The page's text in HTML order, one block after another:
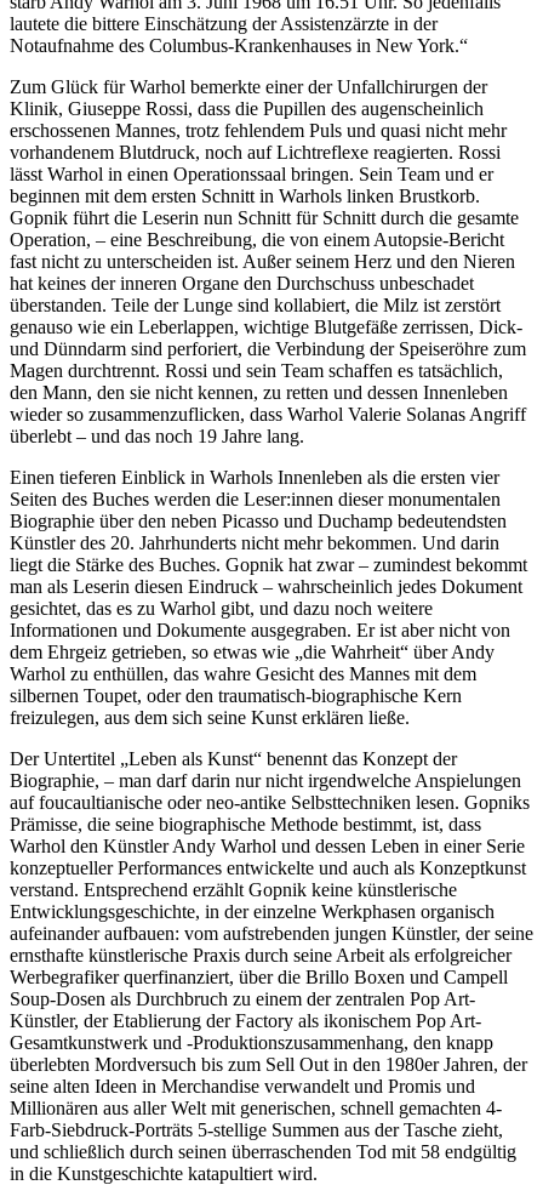
lautete die bittere Einschätzung der Assistenzärzte in der
Notaufnahme des Columbus-Krankenhauses in New York.“
Zum Glück für Warhol bemerkte einer der Unfallchirurgen der
Klinik, Giuseppe Rossi, dass die Pupillen des augenscheinlich
erschossenen Mannes, trotz fehlendem Puls und quasi nicht mehr
vorhandenem Blutdruck, noch auf Lichtreflexe reagierten. Rossi
lässt Warhol in einen Operationssaal bringen. Sein Team und er
beginnen mit dem ersten Schnitt in Warhols linken Brustkorb.
Gopnik führt die Leserin nun Schnitt für Schnitt durch die gesamte
Operation, – eine Beschreibung, die von einem Autopsie-Bericht
fast nicht zu unterscheiden ist. Außer seinem Herz und den Nieren
hat keines der inneren Organe den Durchschuss unbeschadet
überstanden. Teile der Lunge sind kollabiert, die Milz ist zerstört
genauso wie ein Leberlappen, wichtige Blutgefäße zerrissen, Dick-
und Dünndarm sind perforiert, die Verbindung der Speiseröhre zum
Magen durchtrennt. Rossi und sein Team schaffen es tatsächlich,
den Mann, den sie nicht kennen, zu retten und dessen Innenleben
wieder so zusammenzuflicken, dass Warhol Valerie Solanas Angriff
überlebt – und das noch 19 Jahre lang.
Einen tieferen Einblick in Warhols Innenleben als die ersten vier
Seiten des Buches werden die Leser:innen dieser monumentalen
Biographie über den neben Picasso und Duchamp bedeutendsten
Künstler des 20. Jahrhunderts nicht mehr bekommen. Und darin
liegt die Stärke des Buches. Gopnik hat zwar – zumindest bekommt
man als Leserin diesen Eindruck – wahrscheinlich jedes Dokument
gesichtet, das es zu Warhol gibt, und dazu noch weitere
Informationen und Dokumente ausgegraben. Er ist aber nicht von
dem Ehrgeiz getrieben, so etwas wie „die Wahrheit“ über Andy
Warhol zu enthüllen, das wahre Gesicht des Mannes mit dem
silbernen Toupet, oder den traumatisch-biographische Kern
freizulegen, aus dem sich seine Kunst erklären ließe.
Der Untertitel „Leben als Kunst“ benennt das Konzept der
Biographie, – man darf darin nur nicht irgendwelche Anspielungen
auf foucaultianische oder neo-antike Selbsttechniken lesen. Gopniks
Prämisse, die seine biographische Methode bestimmt, ist, dass
Warhol den Künstler Andy Warhol und dessen Leben in einer Serie
konzeptueller Performances entwickelte und auch als Konzeptkunst
verstand. Entsprechend erzählt Gopnik keine künstlerische
Entwicklungsgeschichte, in der einzelne Werkphasen organisch
aufeinander aufbauen: vom aufstrebenden jungen Künstler, der seine
ernsthafte künstlerische Praxis durch seine Arbeit als erfolgreicher
Werbegrafiker querfinanziert, über die Brillo Boxen und Campell
Soup-Dosen als Durchbruch zu einem der zentralen Pop Art-
Künstler, der Etablierung der Factory als ikonischem Pop Art-
Gesamtkunstwerk und -Produktionszusammenhang, den knapp
überlebten Mordversuch bis zum Sell Out in den 1980er Jahren, der
seine alten Ideen in Merchandise verwandelt und Promis und
Millionären aus aller Welt mit generischen, schnell gemachten 4-
Farb-Siebdruck-Porträts 5-stellige Summen aus der Tasche zieht,
und schließlich durch seinen überraschenden Tod mit 58 endgültig
in die Kunstgeschichte katapultiert wird.